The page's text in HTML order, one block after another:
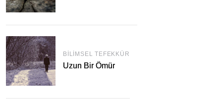
BILIMSEL TEFEKKÜR
Uzun Bir Ömür